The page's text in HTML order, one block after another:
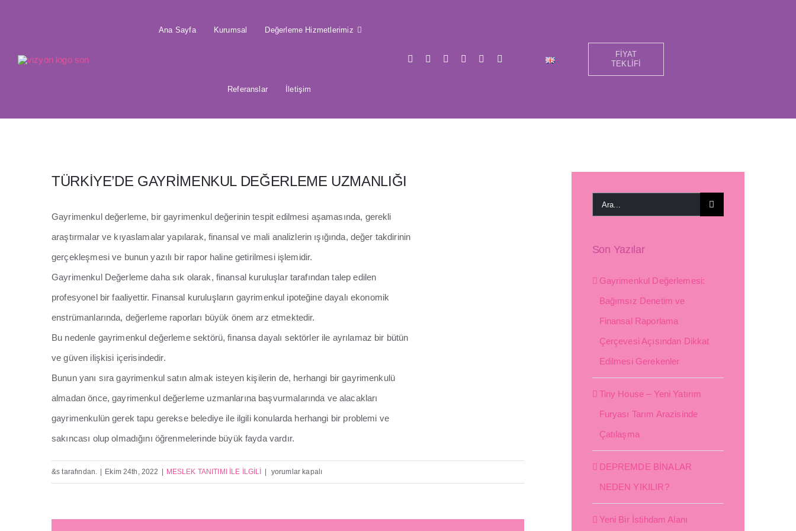
Ana Sayfa Kurumsal Değerleme Hizmetlerimiz
Referanslar İletişim
FİYAT
TEKLİFİ
TÜRKİYE’DE GAYRİMENKUL DEĞERLEME UZMANLIĞI
Gayrimenkul değerleme, bir gayrimenkul değerinin tespit edilmesi aşamasında, gerekli
araştırmalar ve kıyaslamalar yapılarak, finansal ve mali analizlerin ışığında, değer takdirinin
gerçekleşmesi ve bunun yazılı bir rapor haline getirilmesi işlemidir.
Gayrimenkul Değerleme daha sık olarak, finansal kuruluşlar tarafından talep edilen
profesyonel bir faaliyettir. Finansal kuruluşların gayrimenkul ipoteğine dayalı ekonomik
enstrümanlarında, değerleme raporları büyük önem arz etmektedir.
Bu nedenle gayrimenkul değerleme sektörü, finansa dayalı sektörler ile ayrılamaz bir bütün
ve güven ilişkisi içerisindedir.
Bunun yanı sıra gayrimenkul satın almak isteyen kişilerin de, herhangi bir gayrimenkulü
almadan önce, gayrimenkul değerleme uzmanlarına başvurmalarında ve alacakları
gayrimenkulün gerek tapu gerekse belediye ile ilgili konularda herhangi bir problemi ve
sakıncası olup olmadığını öğrenmelerinde büyük fayda vardır.
&s tarafından. Ekim 24th, 2022 MESLEK TANITIMI İLE İLGİLİ
TÜRKİYE’DE
UZMANLIĞI
yorumlar kapalı
Ara:
Son Yazılar
Gayrimenkul Değerlemesi:
Bağımsız Denetim ve
Finansal Raporlama
Çerçevesi Açısından Dikkat
Edilmesi Gerekenler
Tiny House – Yeni Yatırım
Furyası Tarım Arazisinde
Çatılaşma
DEPREMDE BİNALAR
NEDEN YIKILIR?
Yeni Bir İstihdam Alanı